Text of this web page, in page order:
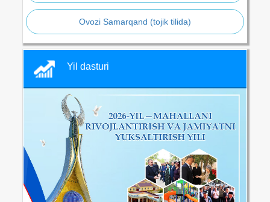
Ovozi Samarqand (tojik tilida)
Yil dasturi